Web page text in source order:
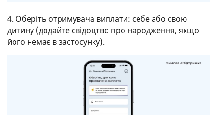
4. Оберіть отримувача виплати: себе або свою
дитину (додайте свідоцтво про народження, якщо
його немає в застосунку).